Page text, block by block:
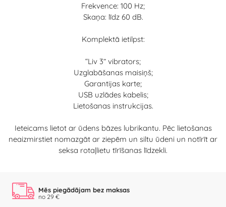
Frekvence: 100 Hz;
Skaņa: līdz 60 dB.
Komplektā ietilpst:
“Liv 3” vibrators;
Uzglabāšanas maisiņš;
Garantijas karte;
USB uzlādes kabelis;
Lietošanas instrukcijas.
Ieteicams lietot ar ūdens bāzes lubrikantu. Pēc lietošanas
neaizmirstiet nomazgāt ar ziepēm un siltu ūdeni un notīrīt ar
seksa rotaļlietu tīrīšanas līdzekli.
Mēs piegādājam bez maksas
no 29 €